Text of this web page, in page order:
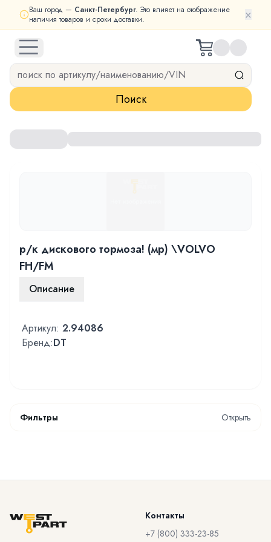
Ваш город — Санкт-Петербург. Это влияет на отображение
наличия товаров и сроки доставки.
×
open navigation menu
Поиск
р/к дискового тормоза! (мр) \VOLVO
FH/FM
Описание
Артикул: 2.94086
Бренд:DT
Фильтры Открыть
Контакты
+7 (800) 333-23-85